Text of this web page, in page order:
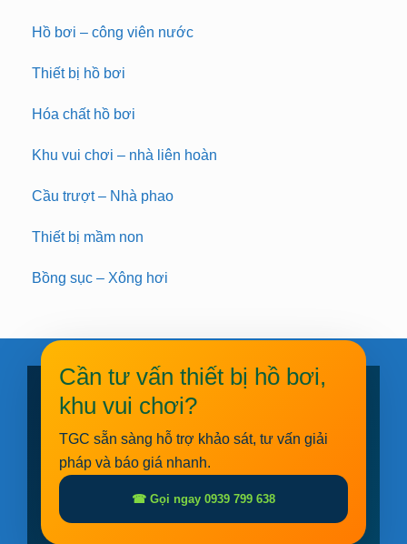
Hồ bơi – công viên nước
Thiết bị hồ bơi
Hóa chất hồ bơi
Khu vui chơi – nhà liên hoàn
Cầu trượt – Nhà phao
Thiết bị mầm non
Bồng sục – Xông hơi
Cần tư vấn thiết bị hồ bơi,
khu vui chơi?
TGC sẵn sàng hỗ trợ khảo sát, tư vấn giải
pháp và báo giá nhanh.
☎ Gọi ngay 0939 799 638